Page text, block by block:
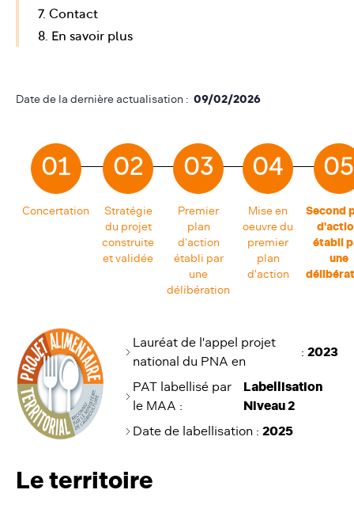
7. Contact
8. En savoir plus
Date de la dernière actualisation : 09/02/2026
01
Concertation
02
Stratégie
du projet
construite
et validée
03
Premier
plan
d'action
établi par
une
délibération
04
Mise en
oeuvre du
premier
plan
d'action
05
Second
établi
une
Lauréat de l'appel projet
national du PNA en
: 2023
PAT labellisé par
le MAA :
Labellisation
Niveau 2
Date de labellisation : 2025
Le territoire